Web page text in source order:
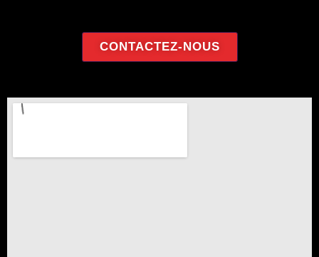
CONTACTEZ-NOUS